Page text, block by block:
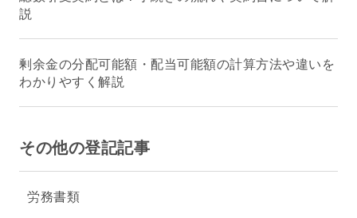
説
剰余金の分配可能額・配当可能額の計算方法や違いを
わかりやすく解説
その他の登記記事
労務書類